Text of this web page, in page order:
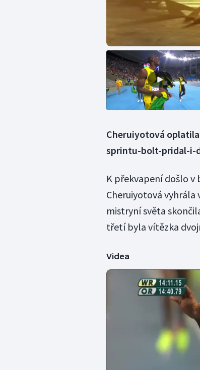
Cheruiyotová
sprintu-bolt-pridal-i-
K překvapení došlo v
Cheruiyotová vyhrála
mistryní světa
třetí byla vítězka
Videa